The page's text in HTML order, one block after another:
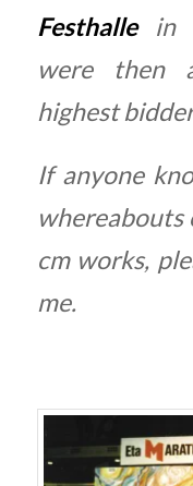
Festhallein
were then
highest
If anyone
cm works,
me.